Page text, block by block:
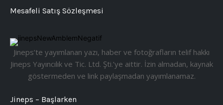
Jineps’te yayımlanan yazı, haber ve fotoğrafların telif hakkı
Jineps Yayıncılık ve Tic. Ltd. Şti.’ye aittir. İzin almadan, kaynak
göstermeden ve link paylaşmadan yayımlanamaz.
Jineps – Başlarken
Mesafeli Satış Sözleşmesi